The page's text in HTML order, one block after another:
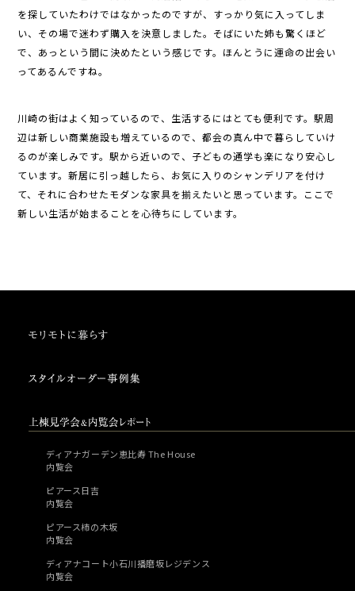
を探していたわけではなかったのですが、すっかり気に入ってしま
い、その場で迷わず購入を決意しました。そばにいた姉も驚くほど
で、あっという間に決めたという感じです。ほんとうに運命の出会い
ってあるんですね。
川崎の街はよく知っているので、生活するにはとても便利です。駅周
辺は新しい商業施設も増えているので、都会の真ん中で暮らしていけ
るのが楽しみです。駅から近いので、子どもの通学も楽になり安心し
ています。新居に引っ越したら、お気に入りのシャンデリアを付け
て、それに合わせたモダンな家具を揃えたいと思っています。ここで
新しい生活が始まることを心待ちにしています。
ディアナガーデン恵比寿 The House
内覧会
ピアース日吉
内覧会
ピアース柿の木坂
内覧会
ディアナコート小石川播磨坂レジデンス
内覧会